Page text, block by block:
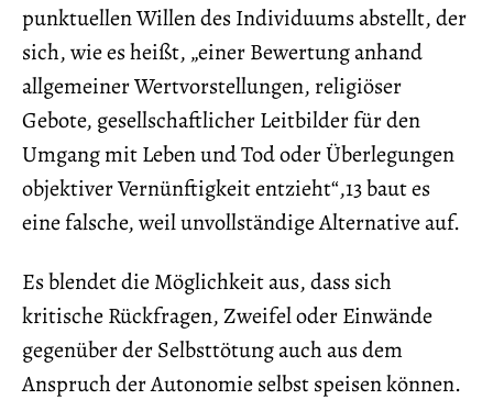
punktuellen Willen des Individuums abstellt, der
sich, wie es heißt, „einer Bewertung anhand
allgemeiner Wertvorstellungen, religiöser
Gebote, gesellschaftlicher Leitbilder für den
Umgang mit Leben und Tod oder Überlegungen
objektiver Vernünftigkeit entzieht“,13 baut es
eine falsche, weil unvollständige Alternative auf.
Es blendet die Möglichkeit aus, dass sich
kritische Rückfragen, Zweifel oder Einwände
gegenüber der Selbsttötung auch aus dem
Anspruch der Autonomie selbst speisen können.